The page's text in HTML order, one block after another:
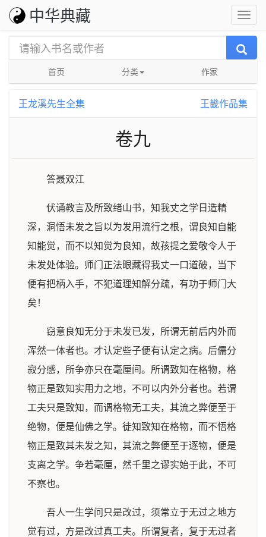
中华典藏
首页 分类 作家
王龙溪先生全集 王畿作品集
卷九
答聂双江
伏诵教言及所致绪山书，知我丈之学日造精
深，洞悟未发之旨以为发用流行之根，谓良知自能
知能觉，而不以知觉为良知，故孩提之爱敬令人于
未发处体验。师门正法眼藏得我丈一口道破，当下
便有把柄入手，不犯道理知解分疏，有功于师门大
矣！
窃意良知无分于未发已发，所谓无前后内外而
浑然一体者也。才认定些子便有认定之病。后儒分
寂分感，所争亦只在毫厘间。所谓致知在格物，格
物正是致知实用力之地，不可以内外分者也。若谓
工夫只是致知，而谓格物无工夫，其流之弊便至于
绝物，便是仙佛之学。徒知致知在格物，而不悟格
物正是致其未发之知，其流之弊便至于逐物，便是
支离之学。争若毫厘，然千里之谬实始于此，不可
不察也。
吾人一生学问只是改过，须常立于无过之地方
觉有过，方是改过真工夫。所谓复者，复于无过者